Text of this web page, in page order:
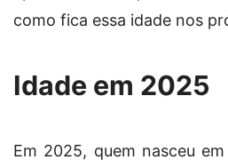
como fica essa idade nos
Idade em 2025
Em 2025, quem nasceu